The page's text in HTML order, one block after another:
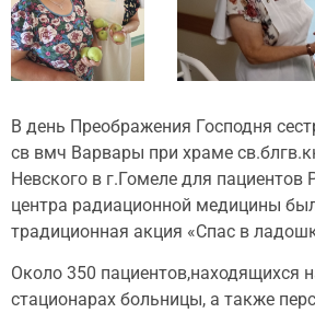
В день Преображения Господня​
св вмч Варвары при храме
Невского в г.Гомеле для пациентов
центра радиационной медицины
традиционная акция «Спас в
Около 350 пациентов,находящихся
стационарах больницы, а также